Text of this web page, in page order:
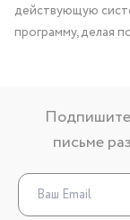
действующую
программу, делая
письме